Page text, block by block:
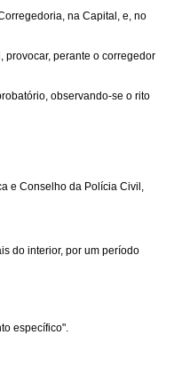
na Capital, e, no
perante o corregedor
observando-se o rito
e Conselho da Polícia Civil,
do interior, por um período
específico".